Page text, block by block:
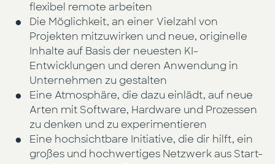
flexibel remote arbeiten
Die Möglichkeit, an einer Vielzahl von
Projekten mitzuwirken und neue, originelle
Inhalte auf Basis der neuesten KI-
Entwicklungen und deren Anwendung in
Unternehmen zu gestalten
Eine Atmosphäre, die dazu einlädt, auf neue
Arten mit Software, Hardware und Prozessen
zu denken und zu experimentieren
Eine hochsichtbare Initiative, die dir hilft, ein
großes und hochwertiges Netzwerk aus Start-